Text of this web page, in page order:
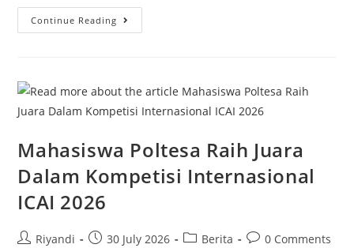
Continue Reading
Mahasiswa Poltesa Raih Juara
Dalam Kompetisi Internasional
ICAI 2026
Riyandi 30 July 2026 Berita 0 Comments